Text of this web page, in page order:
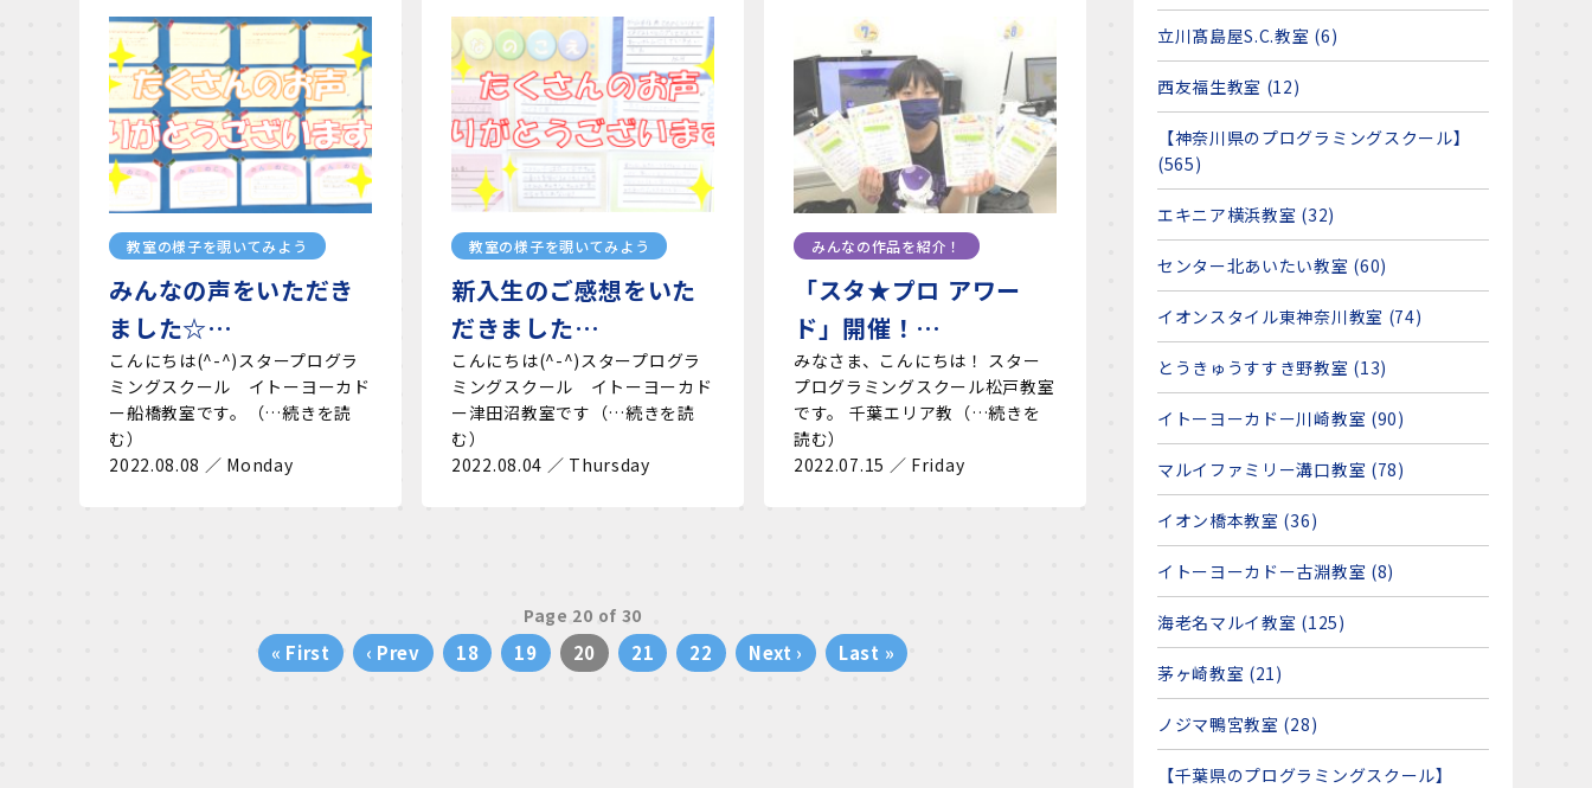
教室の様子を覗いてみよう
みんなの声をいただき
ました☆…
こんにちは(^-^)スタープログラ
ミングスクール イトーヨーカド
ー船橋教室です。（…続きを読
む）
2022.08.08 ／ Monday
教室の様子を覗いてみよう
新入生のご感想をいた
だきました…
こんにちは(^-^)スタープログラ
ミングスクール イトーヨーカド
ー津田沼教室です（…続きを読
む）
2022.08.04 ／ Thursday
みんなの作品を紹介！
「スタ★プロ アワー
ド」開催！…
みなさま、こんにちは！ スター
プログラミングスクール松戸教室
です。 千葉エリア教（…続きを
読む）
2022.07.15 ／ Friday
Page 20 of 30
« First ‹ Prev 18 19 20 21 22 Next › Last »
立川髙島屋S.C.教室 (6)
西友福生教室 (12)
【神奈川県のプログラミングスクール】
(565)
エキニア横浜教室 (32)
センター北あいたい教室 (60)
イオンスタイル東神奈川教室 (74)
とうきゅうすすき野教室 (13)
イトーヨーカドー川崎教室 (90)
マルイファミリー溝口教室 (78)
イオン橋本教室 (36)
イトーヨーカドー古淵教室 (8)
海老名マルイ教室 (125)
茅ヶ崎教室 (21)
ノジマ鴨宮教室 (28)
【千葉県のプログラミングスクール】